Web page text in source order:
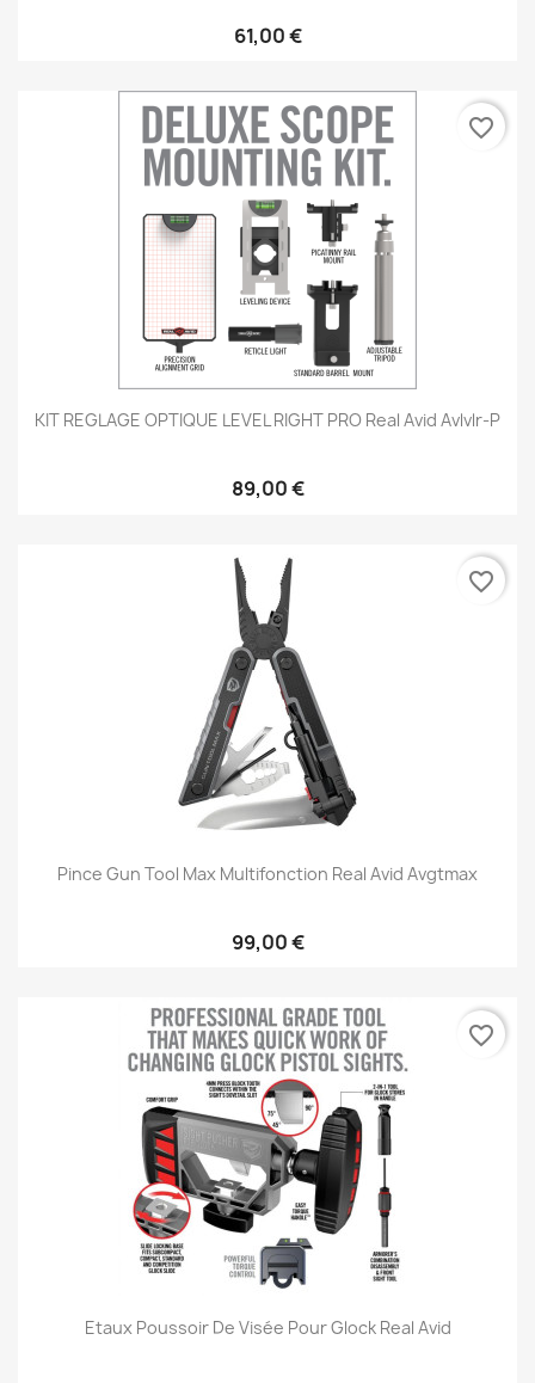
61,00 €
KIT REGLAGE OPTIQUE LEVEL RIGHT PRO Real Avid Avlvlr-P
89,00 €
favorite_border
Pince Gun Tool Max Multifonction Real Avid Avgtmax
99,00 €
favorite_border
Etaux Poussoir De Visée Pour Glock Real Avid
favorite_border